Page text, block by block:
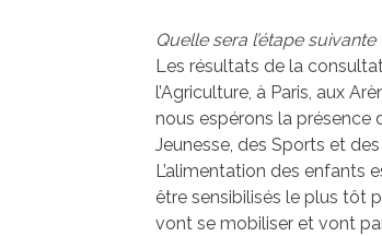
Quelle sera l’étape suivante
Les résultats de la
l’Agriculture, à Paris, aux
nous espérons la présence
Jeunesse, des Sports et
L’alimentation des enfants
être sensibilisés le plus tôt
vont se mobiliser et vont